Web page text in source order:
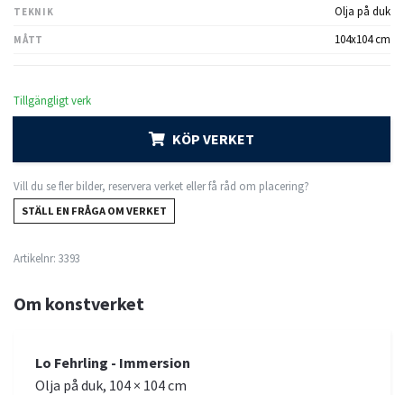
TEKNIK Olja på duk
MÅTT 104x104 cm
Tillgängligt verk
KÖP VERKET
Vill du se fler bilder, reservera verket eller få råd om placering?
STÄLL EN FRÅGA OM VERKET
Artikelnr: 3393
Om konstverket
Lo Fehrling - Immersion
Olja på duk, 104 × 104 cm